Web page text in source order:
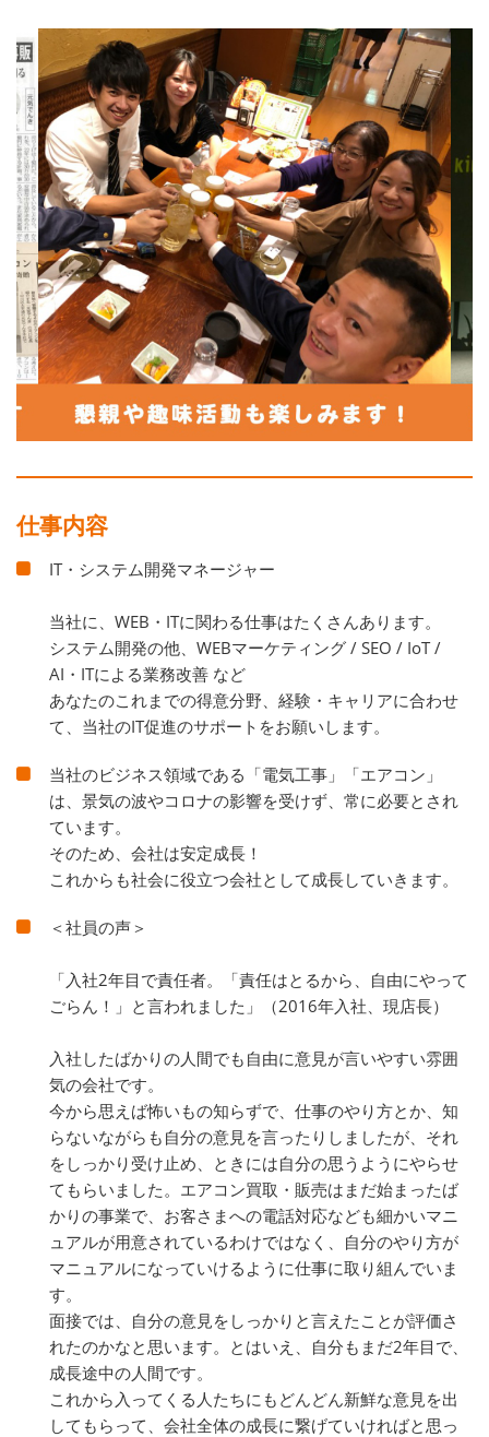
仕事内容
IT・システム開発マネージャー
当社に、WEB・ITに関わる仕事はたくさんあります。
システム開発の他、WEBマーケティング / SEO / IoT /
AI・ITによる業務改善 など
あなたのこれまでの得意分野、経験・キャリアに合わせ
て、当社のIT促進のサポートをお願いします。
当社のビジネス領域である「電気工事」「エアコン」
は、景気の波やコロナの影響を受けず、常に必要とされ
ています。
そのため、会社は安定成長！
これからも社会に役立つ会社として成長していきます。
＜社員の声＞
「入社2年目で責任者。「責任はとるから、自由にやって
ごらん！」と言われました」（2016年入社、現店長）
入社したばかりの人間でも自由に意見が言いやすい雰囲
気の会社です。
今から思えば怖いもの知らずで、仕事のやり方とか、知
らないながらも自分の意見を言ったりしましたが、それ
をしっかり受け止め、ときには自分の思うようにやらせ
てもらいました。エアコン買取・販売はまだ始まったば
かりの事業で、お客さまへの電話対応なども細かいマニ
ュアルが用意されているわけではなく、自分のやり方が
マニュアルになっていけるように仕事に取り組んでいま
す。
面接では、自分の意見をしっかりと言えたことが評価さ
れたのかなと思います。とはいえ、自分もまだ2年目で、
成長途中の人間です。
これから入ってくる人たちにもどんどん新鮮な意見を出
してもらって、会社全体の成長に繋げていければと思っ